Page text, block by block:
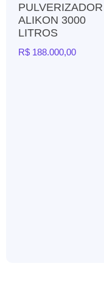
PULVERIZADOR
ALIKON 3000
LITROS
R$ 188.000,00